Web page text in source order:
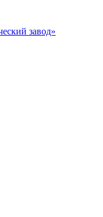
завод»